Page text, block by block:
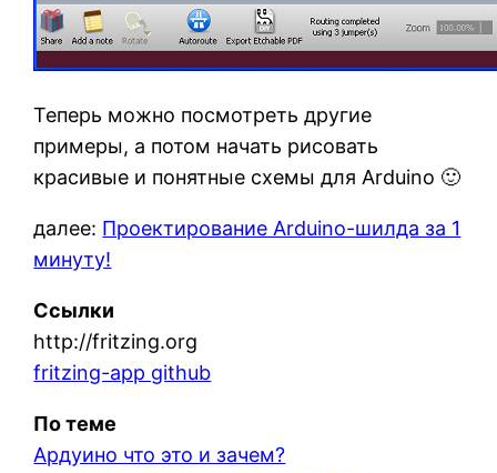
Теперь можно посмотреть другие
примеры, а потом начать рисовать
красивые и понятные схемы для Arduino 🙂
далее: Проектирование Arduino-шилда за 1
минуту!
Ссылки
http://fritzing.org
fritzing-app github
По теме
Ардуино что это и зачем?